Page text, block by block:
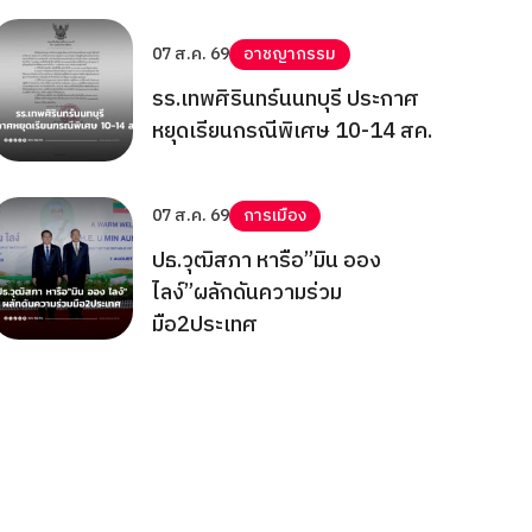
07 ส.ค. 69 อาชญากรรม
รร.เทพศิรินทร์นนทบุรี ประกาศ
หยุดเรียนกรณีพิเศษ 10-14 สค.
07 ส.ค. 69 การเมือง
ปธ.วุฒิสภา หารือ”มิน ออง
ไลง์”ผลักดันความร่วม
มือ2ประเทศ